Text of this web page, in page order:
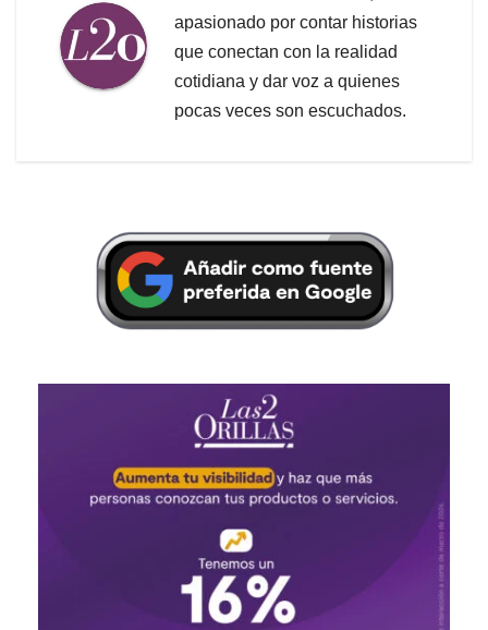
apasionado por contar historias
que conectan con la realidad
cotidiana y dar voz a quienes
pocas veces son escuchados.